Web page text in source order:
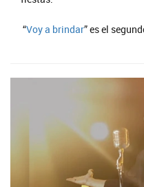
“Voy a brindar” es el